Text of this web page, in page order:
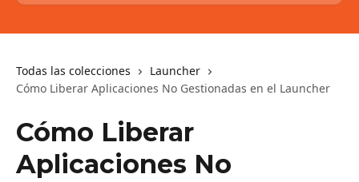
Todas las colecciones
Launcher
Cómo Liberar Aplicaciones No Gestionadas en el Launcher
Cómo Liberar
Aplicaciones No